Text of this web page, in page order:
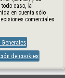
todo caso, la
en cuenta sólo
comerciales
de cookies